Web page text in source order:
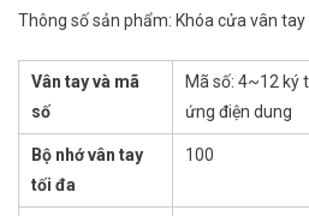
Thông số sản phẩm: Khóa cửa vân
Vân tay và mã
số
Mã số: 4~12 ký
ứng điện dung
Bộ nhớ vân tay
tối đa
100